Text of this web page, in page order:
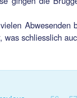
Abwesenden
was schliesslich